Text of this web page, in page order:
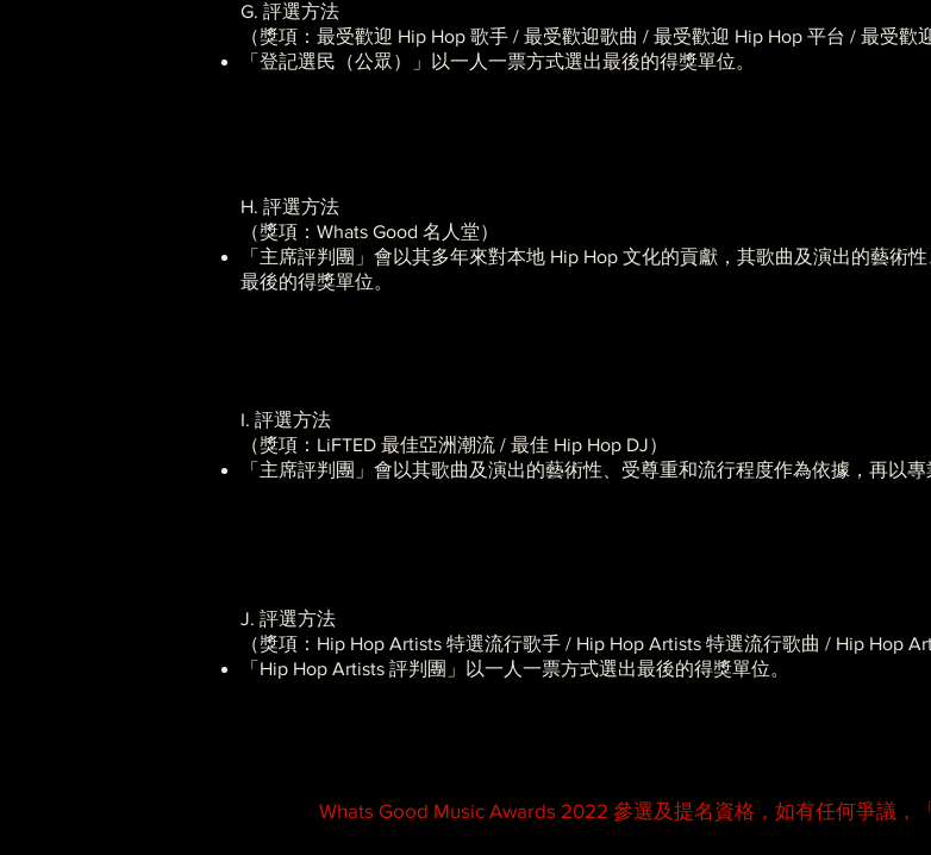
G. 評選方法
（獎項：最受歡迎 Hip Hop 歌手 / 最受歡迎歌曲 / 最受歡迎 Hip Hop 平台 / 最受歡
「登記選民（公眾）」以一人一票方式選出最後的得獎單位。
H. 評選方法
（獎項：Whats Good 名人堂）
「主席評判團」會以其多年來對本地 Hip Hop 文化的貢獻，其歌曲及演出的藝術
最後的得獎單位。
I. 評選方法
（獎項：LiFTED 最佳亞洲潮流 / 最佳 Hip Hop DJ）
「主席評判團」會以其歌曲及演出的藝術性、受尊重和流行程度作為依據，再以專
J. 評選方法
（獎項：Hip Hop Artists 特選流行歌手 / Hip Hop Artists 特選流行歌曲 / Hip Hop
「Hip Hop Artists 評判團」以一人一票方式選出最後的得獎單位。
Whats Good Music Awards 2022 參選及提名資格，如有任何爭議，